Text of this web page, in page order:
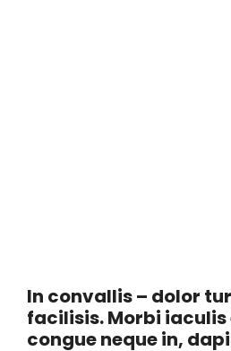
In convallis – dolor
facilisis. Morbi iaculis
congue neque in,